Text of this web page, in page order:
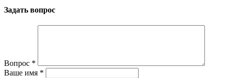
Задать вопрос
Вопрос *
Ваше имя *